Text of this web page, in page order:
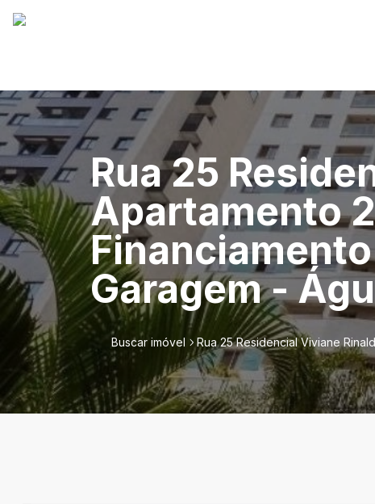
Rua 25
Apartamento
Financiamento
Garagem -
Buscar imóvel Rua 25 Residencial Viviane